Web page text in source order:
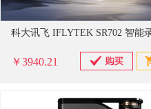
￥3940.21